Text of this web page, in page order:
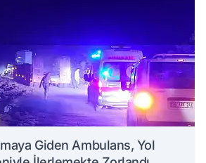
Giden Ambulans, Yol